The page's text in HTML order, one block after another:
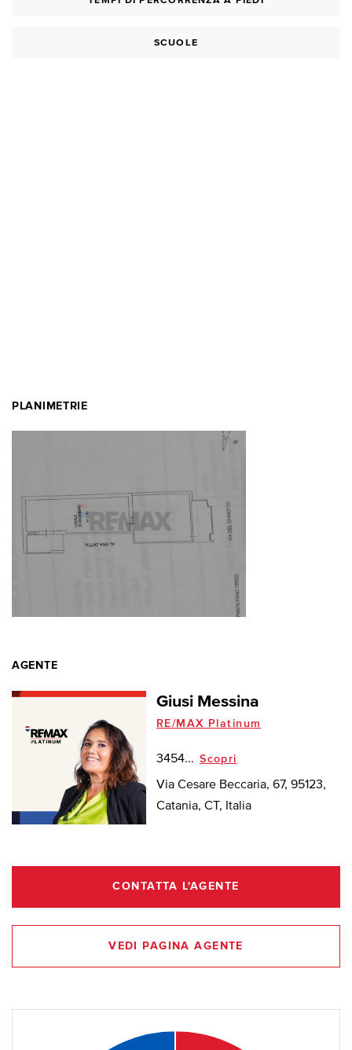
SCUOLE
PLANIMETRIE
AGENTE
Giusi Messina
RE/MAX Platinum
3454... Scopri
Via Cesare Beccaria, 67, 95123,
Catania, CT, Italia
CONTATTA L'AGENTE
VEDI PAGINA AGENTE